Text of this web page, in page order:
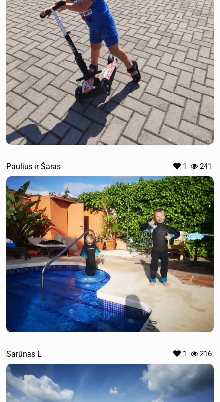
Paulius ir Šaras 1 241
Šarūnas L 1 216